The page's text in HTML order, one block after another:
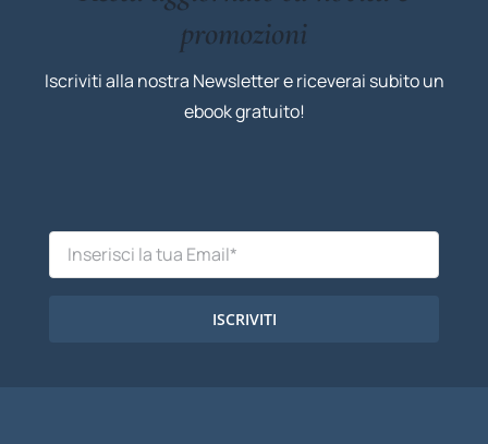
promozioni
Iscriviti alla nostra Newsletter e riceverai subito un
ebook gratuito!
ISCRIVITI